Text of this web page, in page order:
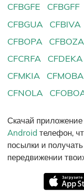
CFBGFE
CFBGFF
CFBGUA
CFBIVA
CFBOPA
CFBOZA
CFCRFA
CFDEKA
CFMKIA
CFMOBA
CFNOLA
Скачай
Android телефон,
посылки и
передвижении